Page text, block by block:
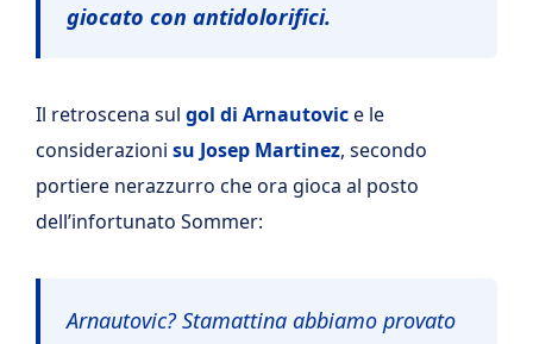
giocato con antidolorifici.
Il retroscena sul gol di Arnautovice le
considerazioni su Josep Martinez, secondo
portiere nerazzurro che ora gioca al posto
dell’infortunato Sommer:
Arnautovic? Stamattina abbiamo provato